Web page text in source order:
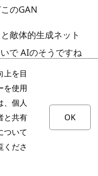
のGAN
敵体的生成ネット
で AIのそうですね
前だそうです
って ま人っぽいそ
にこう生成するこ
上を目
を使用
、個人
と共有
ついて
くださ
OK